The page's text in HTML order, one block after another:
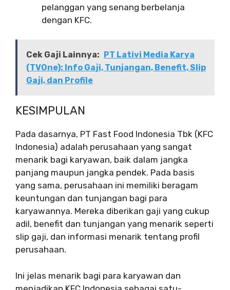
pelanggan yang senang berbelanja
dengan KFC.
Cek Gaji Lainnya:
PT Lativi Media Karya
(TVOne): Info Gaji, Tunjangan, Benefit, Slip
Gaji, dan Profile
KESIMPULAN
Pada dasarnya, PT Fast Food Indonesia Tbk (KFC
Indonesia) adalah perusahaan yang sangat
menarik bagi karyawan, baik dalam jangka
panjang maupun jangka pendek. Pada basis
yang sama, perusahaan ini memiliki beragam
keuntungan dan tunjangan bagi para
karyawannya. Mereka diberikan gaji yang cukup
adil, benefit dan tunjangan yang menarik seperti
slip gaji, dan informasi menarik tentang profil
perusahaan.
Ini jelas menarik bagi para karyawan dan